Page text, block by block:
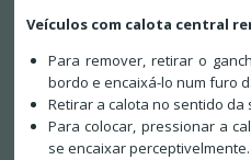
Veículos com calota central
Para remover, retirar o
bordo e encaixá-lo num furo
Retirar a calota no sentido da
Para colocar, pressionar a
se encaixar perceptivelmente.